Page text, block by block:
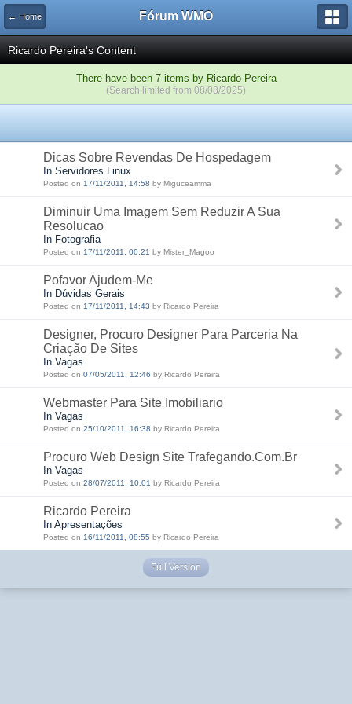
← Home Fórum WMO
Ricardo Pereira's Content
There have been 7 items by Ricardo Pereira
(Search limited from 08/08/2025)
Dicas Sobre Revendas De Hospedagem
In Servidores Linux
Posted on 17/11/2011, 14:58 by Miguceamma
Diminuir Uma Imagem Sem Reduzir A Sua
Resolucao
In Fotografia
Posted on 17/11/2011, 00:21 by Mister_Magoo
Pofavor Ajudem-Me
In Dúvidas Gerais
Posted on 17/11/2011, 14:43 by Ricardo Pereira
Designer, Procuro Designer Para Parceria Na
Criação De Sites
In Vagas
Posted on 07/05/2011, 12:46 by Ricardo Pereira
Webmaster Para Site Imobiliario
In Vagas
Posted on 25/10/2011, 16:38 by Ricardo Pereira
Procuro Web Design Site Trafegando.Com.Br
In Vagas
Posted on 28/07/2011, 10:01 by Ricardo Pereira
Ricardo Pereira
In Apresentações
Posted on 16/11/2011, 08:55 by Ricardo Pereira
Full Version